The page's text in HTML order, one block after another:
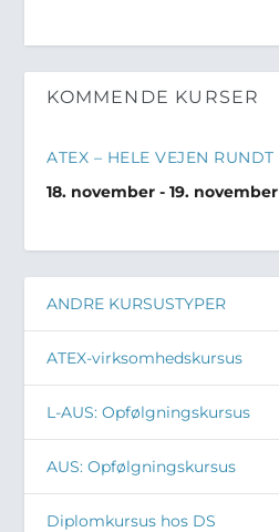
KOMMENDE KURSER
ATEX – HELE VEJEN RUNDT
18. november -19. november
ANDRE KURSUSTYPER
ATEX-virksomhedskursus
L-AUS: Opfølgningskursus
AUS: Opfølgningskursus
Diplomkursus hos DS